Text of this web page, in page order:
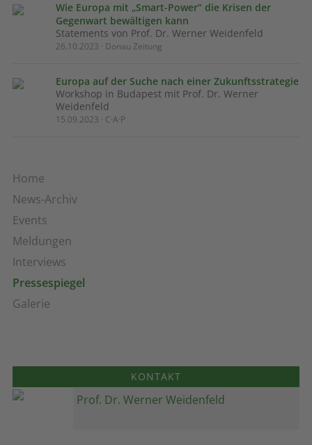
Home
News-Archiv
Events
Meldungen
Interviews
Pressespiegel
Galerie
Wie Europa mit „Smart-Power“ die Krisen der
Gegenwart bewältigen kann
Statements von Prof. Dr. Werner Weidenfeld
26.10.2023 · Donau Zeitung
Europa auf der Suche nach einer Zukunftsstrategie
Workshop in Budapest mit Prof. Dr. Werner
Weidenfeld
15.09.2023 · C·A·P
KONTAKT
Prof. Dr. Werner Weidenfeld